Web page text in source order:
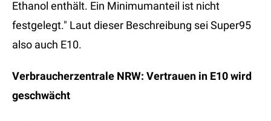
Ethanol enthält. Ein Minimumanteil ist nicht
festgelegt." Laut dieser Beschreibung sei Super95
also auch E10.
Verbraucherzentrale NRW: Vertrauen in E10 wird
geschwächt